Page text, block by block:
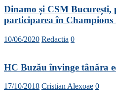
Dinamo și CSM București,
participarea în Champions
10/06/2020 Redactia 0
HC Buzău învinge tânăra
17/10/2018 Cristian Alexoae 0